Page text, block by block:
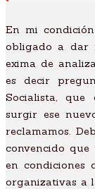
En mi
obligado a dar
exima de
es decir
Socialista, que
surgir ese
reclamamos.
convencido
en condiciones
organizativas a